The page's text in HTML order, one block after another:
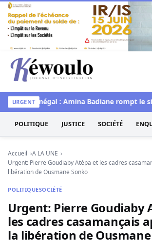
Aller au contenu
Kéwoulo, le premier site
URGENT
Miss Sénégal : Amina Badiane rompt le
POLITIQUE JUSTICE SOCIÉTÉ
Accueil
A LA UNE
Urgent: Pierre Goudiaby Atépa et les cadres
libération de Ousmane Sonko
POLITIQUESOCIÉTÉ
Urgent: Pierre Goudiaby
les cadres casamançais
la libération de